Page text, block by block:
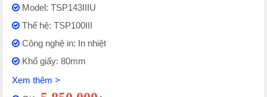
Model: TSP143IIIU
Thế hệ: TSP100III
Công nghệ in: In nhiệt
Khổ giấy: 80mm
Xem thêm >